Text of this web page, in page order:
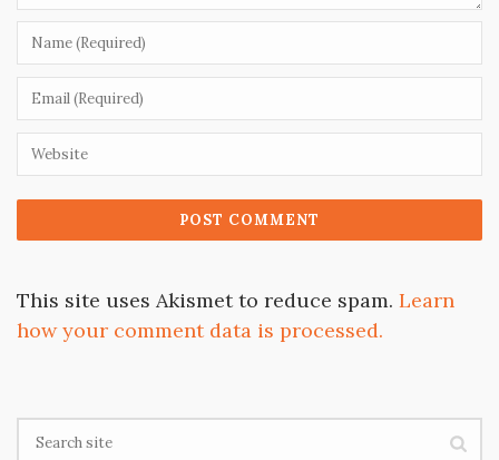
This site uses Akismet to reduce spam. Learn
how your comment data is processed.